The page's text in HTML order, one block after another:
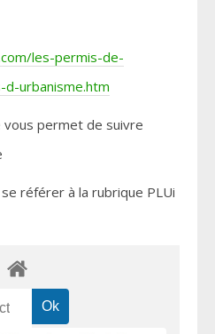
les-permis-de-
urbanisme.htm
permet de suivre
référer à la rubrique PLUi